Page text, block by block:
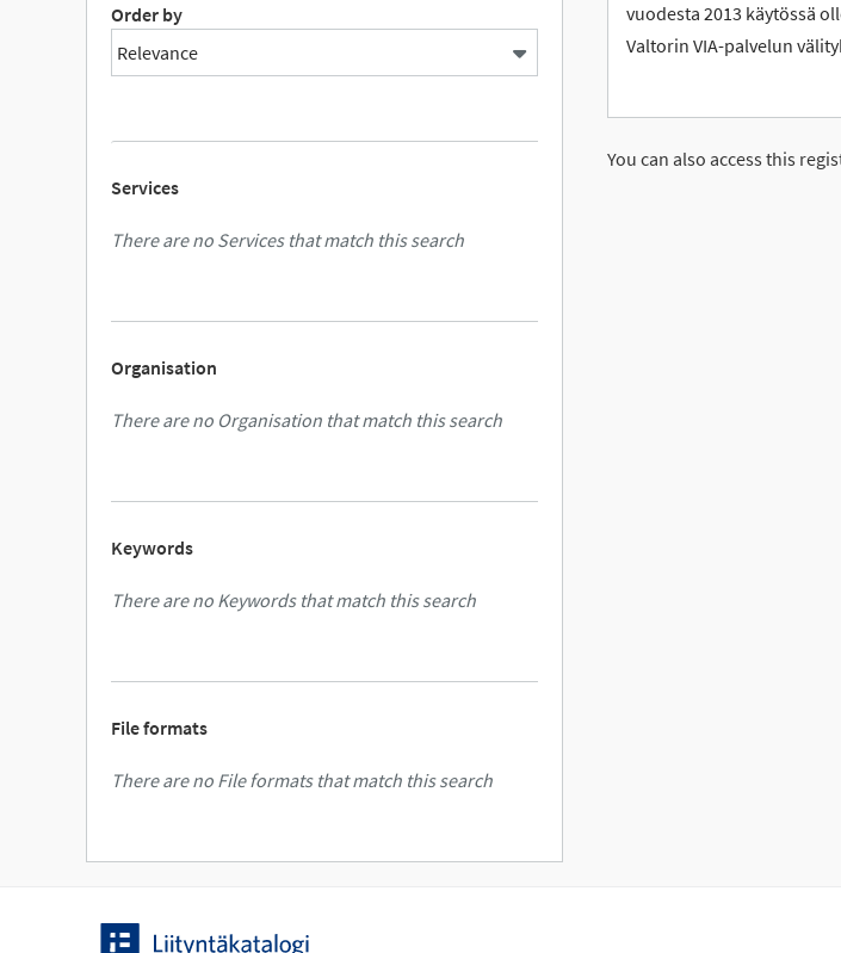
Order by
Services
There are no Services that match this search
Organisation
There are no Organisation that match this search
Keywords
There are no Keywords that match this search
File formats
There are no File formats that match this search
vuodesta 2013 käytössä
Valtorin VIA-palvelun
You can also access this